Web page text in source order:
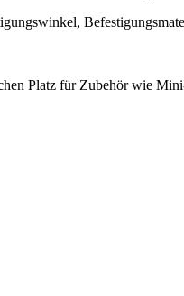
Platz für Zubehör wie